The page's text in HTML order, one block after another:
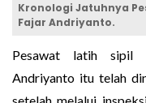
Kronologi Jatuhnya
Fajar Andriyanto.
Pesawat latih sipil
Andriyanto itu telah